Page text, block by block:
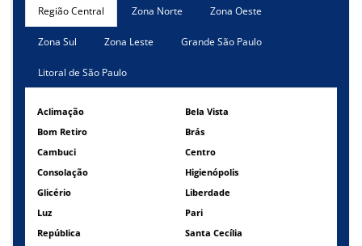
Região Central Zona Norte Zona Oeste
Zona Sul Zona Leste Grande São Paulo
Litoral de São Paulo
Aclimação
Bela Vista
Bom Retiro
Brás
Cambuci
Centro
Consolação
Higienópolis
Glicério
Liberdade
Luz
Pari
República
Santa Cecília